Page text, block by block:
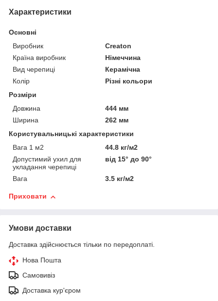
Характеристики
Основні
Виробник
Creaton
Країна виробник
Німеччина
Вид черепиці
Керамічна
Колір
Різні кольори
Розміри
Довжина
444 мм
Ширина
262 мм
Користувальницькі характеристики
Вага 1 м2
44.8 кг/м2
Допустимий ухил для
укладання черепиці
від 15° до 90°
Вага 3.5 кг/м2
Приховати
Умови доставки
Доставка здійснюється тільки по передоплаті.
Нова Пошта
Самовивіз
Доставка кур'єром